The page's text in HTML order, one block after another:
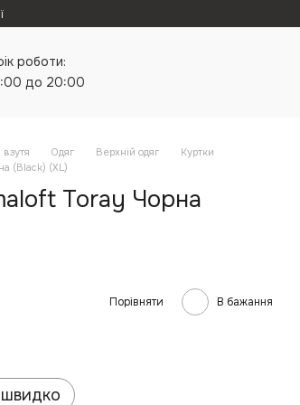
роботи:
до 20:00
взутя Одяг Верхній одяг
Куртки
(Black) (XL)
Toray Чорна
Порівняти В бажання